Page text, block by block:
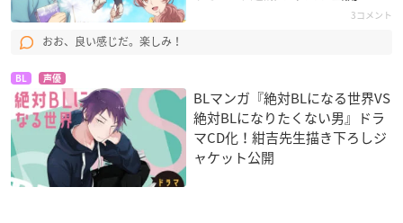
3コメント
おお、良い感じだ。楽しみ！
BL 声優
BLマンガ『絶対BLになる世界VS
絶対BLになりたくない男』ドラ
マCD化！紺吉先生描き下ろしジ
ャケット公開